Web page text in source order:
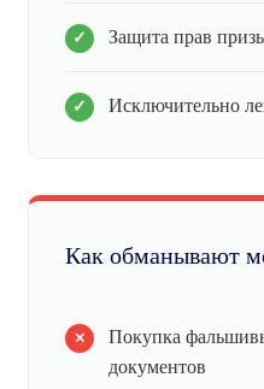
Защита прав
Исключительно
Как обманывают
Покупка
документов